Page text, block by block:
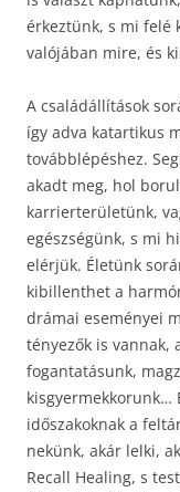
érkeztünk, s mi felé
valójában mire, és
A családállítások
így adva katartikus
továbblépéshez.
akadt meg, hol
karrierterületünk,
egészségünk, s mi
elérjük. Életünk
kibillenthet a
drámai eseményei
tényezők is vannak,
fogantatásunk,
kisgyermekkorunk…
időszakoknak a
nekünk, akár lelki,
Recall Healing, s